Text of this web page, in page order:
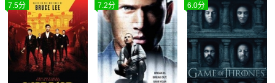
7.5分 7.2分 6.0分